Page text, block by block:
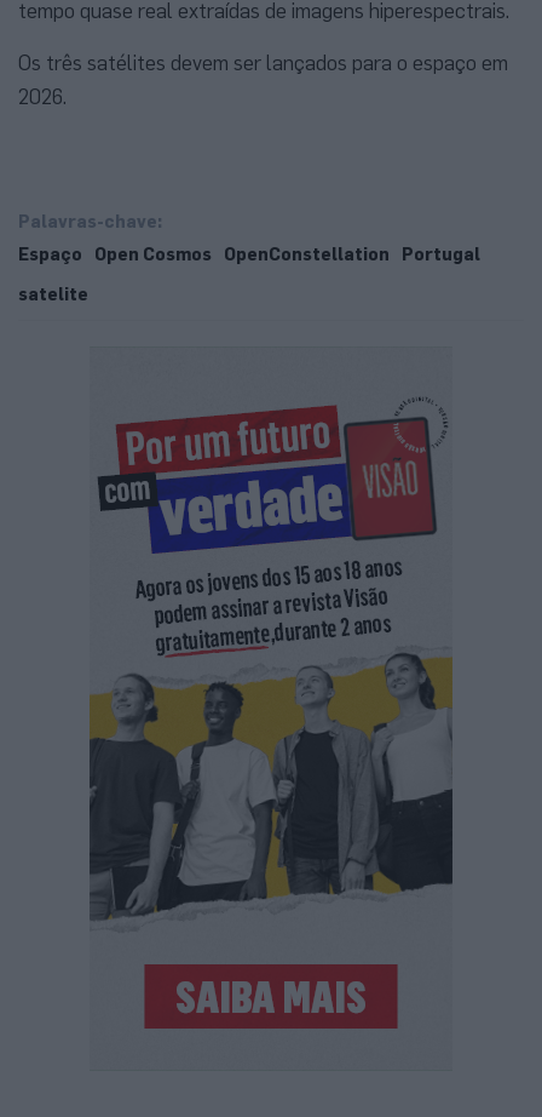
tempo quase real extraídas de imagens hiperespectrais.
Os três satélites devem ser lançados para o espaço em
2026.
Palavras-chave:
Espaço
Open Cosmos OpenConstellation
Portugal
satelite